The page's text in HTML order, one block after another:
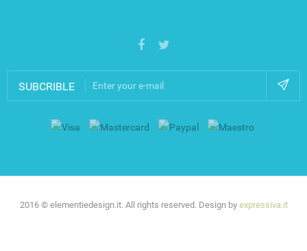
SUBCRIBLE
2016 © elementiedesign.it. All rights reserved. Design by expressiva.it